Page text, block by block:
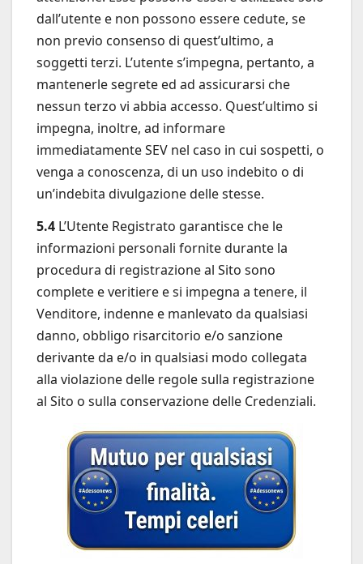
dall’utente e non possono essere cedute, se
non previo consenso di quest’ultimo, a
soggetti terzi. L’utente s’impegna, pertanto, a
mantenerle segrete ed ad assicurarsi che
nessun terzo vi abbia accesso. Quest’ultimo si
impegna, inoltre, ad informare
immediatamente SEV nel caso in cui sospetti, o
venga a conoscenza, di un uso indebito o di
un’indebita divulgazione delle stesse.
5.4 L’Utente Registrato garantisce che le
informazioni personali fornite durante la
procedura di registrazione al Sito sono
complete e veritiere e si impegna a tenere, il
Venditore, indenne e manlevato da qualsiasi
danno, obbligo risarcitorio e/o sanzione
derivante da e/o in qualsiasi modo collegata
alla violazione delle regole sulla registrazione
al Sito o sulla conservazione delle Credenziali.